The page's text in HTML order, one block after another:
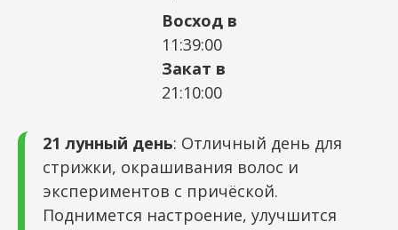
Восход в
11:39:00
Закат в
21:10:00
21 лунный день: Отличный день для
стрижки, окрашивания волос и
экспериментов с причёской.
Поднимется настроение, улучшится